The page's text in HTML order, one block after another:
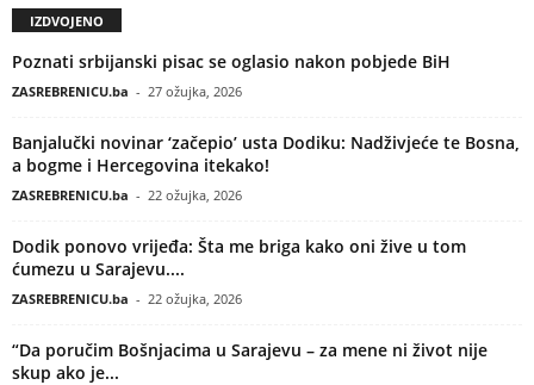
IZDVOJENO
Poznati srbijanski pisac se oglasio nakon pobjede BiH
ZASREBRENICU.ba - 27 ožujka, 2026
Banjalučki novinar ‘začepio’ usta Dodiku: Nadživjeće te Bosna,
a bogme i Hercegovina itekako!
ZASREBRENICU.ba - 22 ožujka, 2026
Dodik ponovo vrijeđa: Šta me briga kako oni žive u tom
ćumezu u Sarajevu....
ZASREBRENICU.ba - 22 ožujka, 2026
“Da poručim Bošnjacima u Sarajevu – za mene ni život nije
skup ako je...